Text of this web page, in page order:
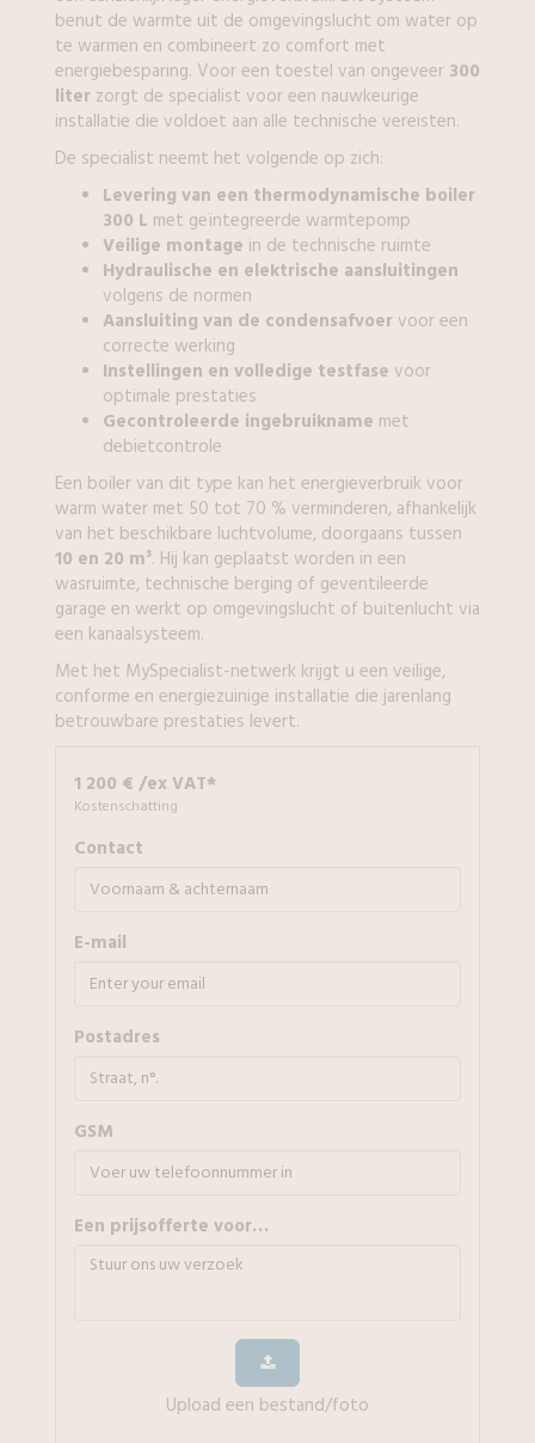
benut de warmte uit de omgevingslucht om water op
te warmen en combineert zo comfort met
energiebesparing. Voor een toestel van ongeveer 300
liter zorgt de specialist voor een nauwkeurige
installatie die voldoet aan alle technische vereisten.
De specialist neemt het volgende op zich:
Levering van een thermodynamische boiler
300 L met geïntegreerde warmtepomp
Veilige montage in de technische ruimte
Hydraulische en elektrische aansluitingen
volgens de normen
Aansluiting van de condensafvoer voor een
correcte werking
Instellingen en volledige testfase voor
optimale prestaties
Gecontroleerde ingebruikname met
debietcontrole
Een boiler van dit type kan het energieverbruik voor
warm water met 50 tot 70 % verminderen, afhankelijk
van het beschikbare luchtvolume, doorgaans tussen
10 en 20 m³. Hij kan geplaatst worden in een
wasruimte, technische berging of geventileerde
garage en werkt op omgevingslucht of buitenlucht via
een kanaalsysteem.
Met het MySpecialist-netwerk krijgt u een veilige,
conforme en energiezuinige installatie die jarenlang
betrouwbare prestaties levert.
1 200 € /ex VAT*
Kostenschatting
Contact
E-mail
Postadres
GSM
Een prijsofferte voor…
Upload een bestand/foto